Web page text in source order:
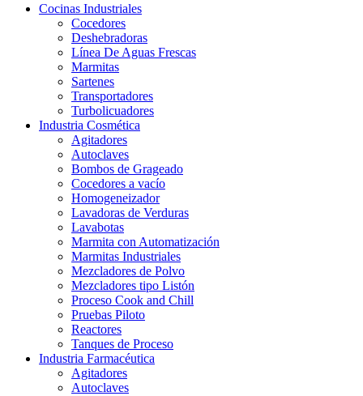
Cocinas Industriales
Cocedores
Deshebradoras
Línea De Aguas Frescas
Marmitas
Sartenes
Transportadores
Turbolicuadores
Industria Cosmética
Agitadores
Autoclaves
Bombos de Grageado
Cocedores a vacío
Homogeneizador
Lavadoras de Verduras
Lavabotas
Marmita con Automatización
Marmitas Industriales
Mezcladores de Polvo
Mezcladores tipo Listón
Proceso Cook and Chill
Pruebas Piloto
Reactores
Tanques de Proceso
Industria Farmacéutica
Agitadores
Autoclaves